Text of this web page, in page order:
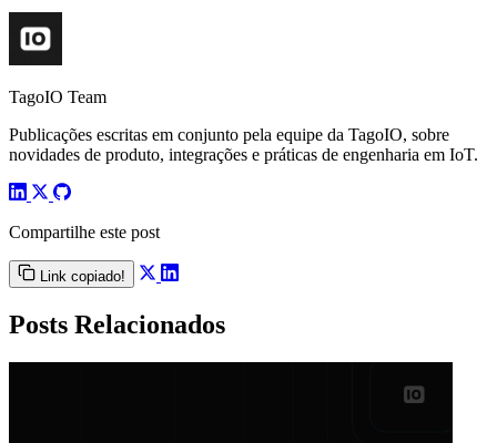
TagoIO Team
Publicações escritas em conjunto pela equipe da TagoIO, sobre
novidades de produto, integrações e práticas de engenharia em IoT.
Compartilhe este post
Link copiado!
Posts Relacionados